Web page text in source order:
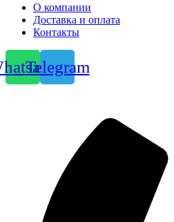
О компании
Доставка и оплата
Контакты
Telegram